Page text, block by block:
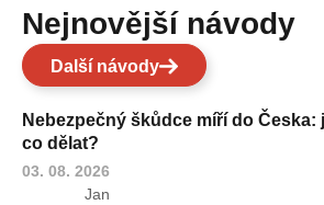
Nejnovější návody
Další návody
Nebezpečný škůdce míří do Česka:
co dělat?
03. 08. 2026
Jan